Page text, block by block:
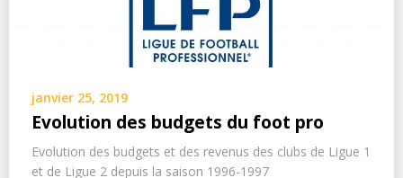
janvier 25, 2019
Evolution des budgets du foot pro
Evolution des budgets et des revenus des clubs de Ligue 1
et de Ligue 2 depuis la saison 1996-1997